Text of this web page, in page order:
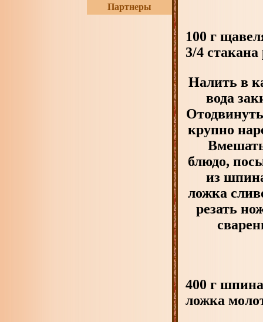
Партнеры
100 г
3/4 стакана
Налить в
вода
крупно
блюдо,
из
ложка
резать
400 г
ложка